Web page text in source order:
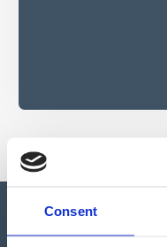
Consent